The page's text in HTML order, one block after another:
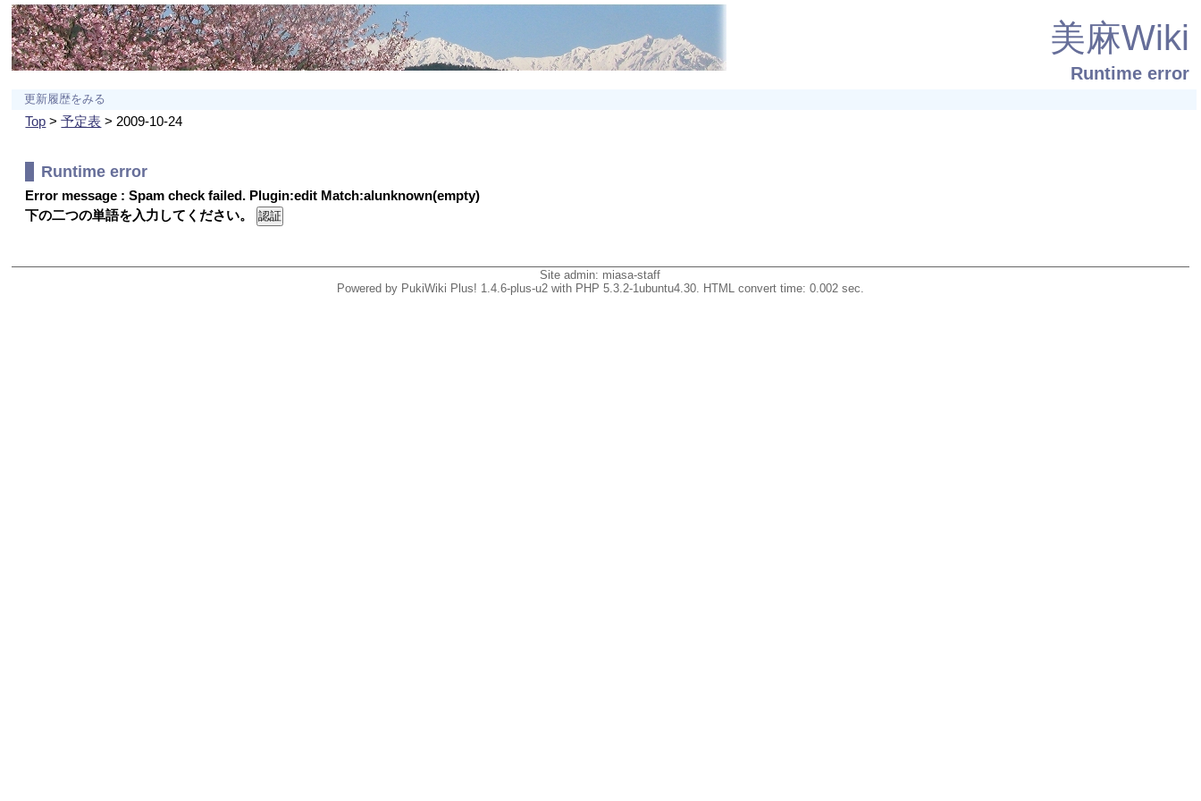
美麻Wiki
Runtime error
更新履歴をみる
Top >予定表 > 2009-10-24
Runtime error
Error message : Spam check failed. Plugin:edit Match:alunknown(empty)
下の二つの単語を入力してください。
Site admin: miasa-staff
Powered by PukiWiki Plus! 1.4.6-plus-u2 with PHP 5.3.2-1ubuntu4.30. HTML convert time: 0.002 sec.